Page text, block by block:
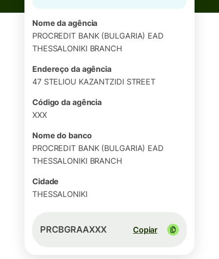
Nome da agência
PROCREDIT BANK (BULGARIA) EAD
THESSALONIKI BRANCH
Endereço da agência
47 STELIOU KAZANTZIDI STREET
Código da agência
XXX
Nome do banco
PROCREDIT BANK (BULGARIA) EAD
THESSALONIKI BRANCH
Cidade
THESSALONIKI
PRCBGRAAXXX Copiar